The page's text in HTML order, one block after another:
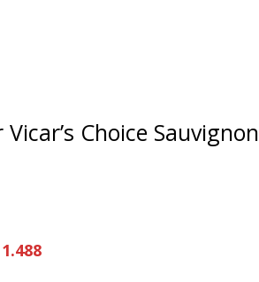
Choice Sauvignon
1.488